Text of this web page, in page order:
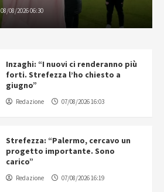
08/08/2026 06:30
Inzaghi: “I nuovi ci renderanno più
forti. Strefezza l’ho chiesto a
giugno”
Redazione 07/08/2026 16:03
Strefezza: “Palermo, cercavo un
progetto importante. Sono
carico”
Redazione 07/08/2026 16:19